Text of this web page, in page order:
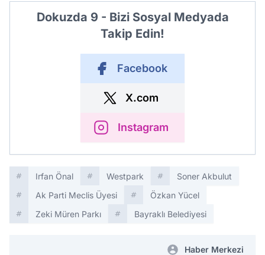
Dokuzda 9 - Bizi Sosyal Medyada
Takip Edin!
Facebook
X.com
Instagram
Irfan Önal Westpark
Soner Akbulut
Ak Parti Meclis Üyesi
Özkan Yücel
Zeki Müren Parkı
Bayraklı Belediyesi
Haber Merkezi